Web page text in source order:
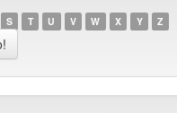
S T U V W X Y Z